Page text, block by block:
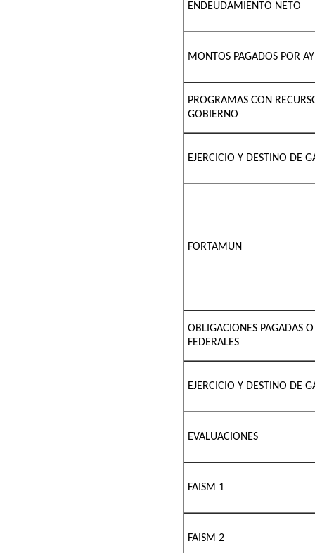
ENDEUDAMIENTO NETO
MONTOS PAGADOS POR
PROGRAMAS CON
GOBIERNO
EJERCICIO Y DESTINO DE
FORTAMUN
OBLIGACIONES PAGADAS
FEDERALES
EJERCICIO Y DESTINO DE
EVALUACIONES
FAISM 1
FAISM 2